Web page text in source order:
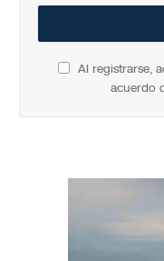
Al registrarse,
acuerdo